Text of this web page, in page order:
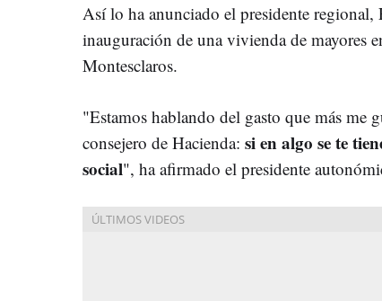
Así lo ha anunciado el presidente
inauguración de una vivienda de mayores
Montesclaros.
"Estamos hablando del gasto que más me
consejero de Hacienda: si en algo se te
social", ha afirmado el presidente